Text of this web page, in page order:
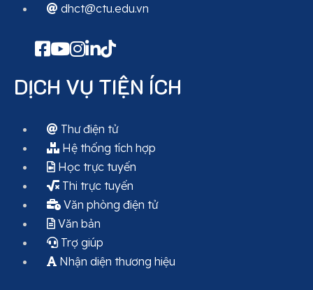
dhct@ctu.edu.vn
DỊCH VỤ TIỆN ÍCH
Thư điện tử
Hệ thống tích hợp
Học trực tuyến
Thi trực tuyến
Văn phòng điện tử
Văn bản
Trợ giúp
Nhận diện thương hiệu